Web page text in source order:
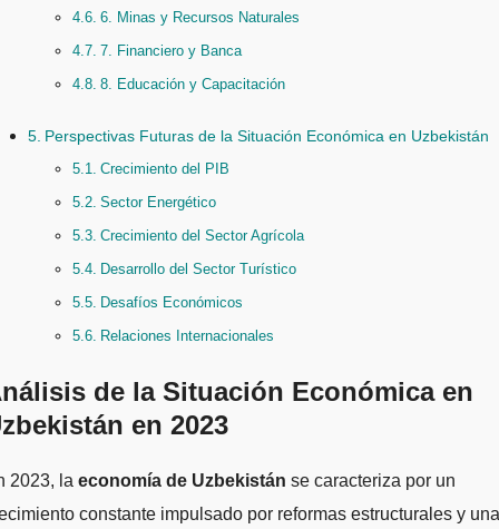
6. Minas y Recursos Naturales
7. Financiero y Banca
8. Educación y Capacitación
Perspectivas Futuras de la Situación Económica en Uzbekistán
Crecimiento del PIB
Sector Energético
Crecimiento del Sector Agrícola
Desarrollo del Sector Turístico
Desafíos Económicos
Relaciones Internacionales
de la Situación Económica en
en 2023
2023, la economía de Uzbekistán se caracteriza por un
constante impulsado por reformas estructurales y una